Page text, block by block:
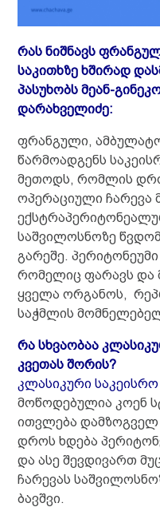
რას ნიშნავს
საკითხზე ხშირად
პასუხობს მეან-
დარახველიძე:
ფრანგული,
წარმოადგენს
მეთოდს, რომლის
ოპერაციული ჩარევა
საშვილოსნოზე
გარეშე.
რომელიც ფარავს და
ყველა ორგანოს,
საჭმლის
რა სხვაობაა
კვეთას შორის?
კლასიკური საკეისრო
მოწოდებულია კოენ
ითვლება
დროს ხდება
და ასე შევდივართ
ჩარევას
ბავშვი.